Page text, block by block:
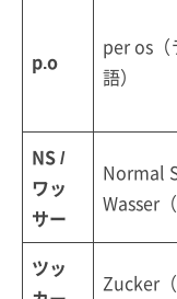
p.o
per os（
語）
NS /
ワッ
サー
Normal
Wasser（
ツッ
Zucker（